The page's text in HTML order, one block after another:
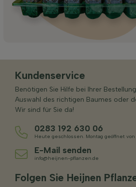
Kundenservice
Benötigen Sie Hilfe bei Ihrer
Auswahl des richtigen Baumes oder
Wir sind für Sie da!
0283 192 630 06
Heute geschlossen. Montag geöffnet
E-Mail senden
info@heijnen-pflanzen.de
Folgen Sie Heijnen